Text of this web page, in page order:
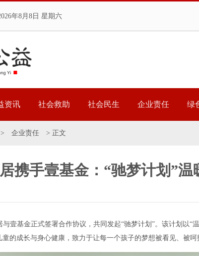
年8月8日 星期六
资讯 社会救助 社会民生 企业责任 绿
> 企业责任 > 正文
携手壹基金：“驰梦计划”温
与壹基金正式签署合作协议，共同发起“驰梦计划”。该计划以“
的成长与身心健康，致力于让每一个孩子的梦想被看见、被呵